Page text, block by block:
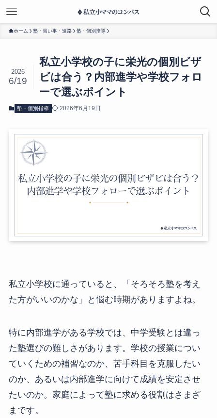
ホーム 塾・習い事・進路 塾・個別指導
私立小学校の子に栄光の個別ビザ
ビは合う？内部進学や学校フォロ
ーで選ぶポイント
2026
6/19
塾・個別指導 2026年6月19日
私立小学校に通っていると、「そろそろ塾を考え
た方がいいのかな」と悩む時期がありますよね。
特に内部進学がある学校では、中学受験とは違っ
た塾選びの難しさがあります。学校の授業につい
ていくための補習なのか、苦手科目を克服したい
のか、あるいは内部進学に向けて成績を安定させ
たいのか。家庭によって塾に求める役割はさまざ
まです。